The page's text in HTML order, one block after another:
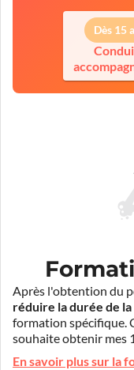
Dès 15
Après l'obtention du
réduire la durée de
formation spécifique.
souhaite obtenir mes
En savoir plus sur la